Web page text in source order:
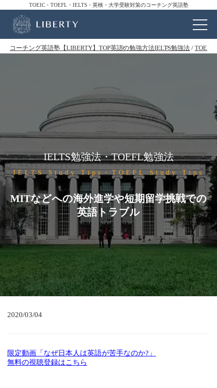
TOEIC・TOEFL・IELTS・英検・大学受験対策のコーチング英語塾
コーチング英語塾【LIBERTY】TOP英語の勉強方法IELTS勉強法 / TOEFL
IELTS勉強法・TOEFL勉強法
IELTS Study Tips・TOEFL Study Tips
MITなどへの海外進学や短期留学挑戦での
英語トラブル
2020/03/04
限定動画「なぜ日本人は英語が苦手なのか?」
無料の視聴登録はこちら